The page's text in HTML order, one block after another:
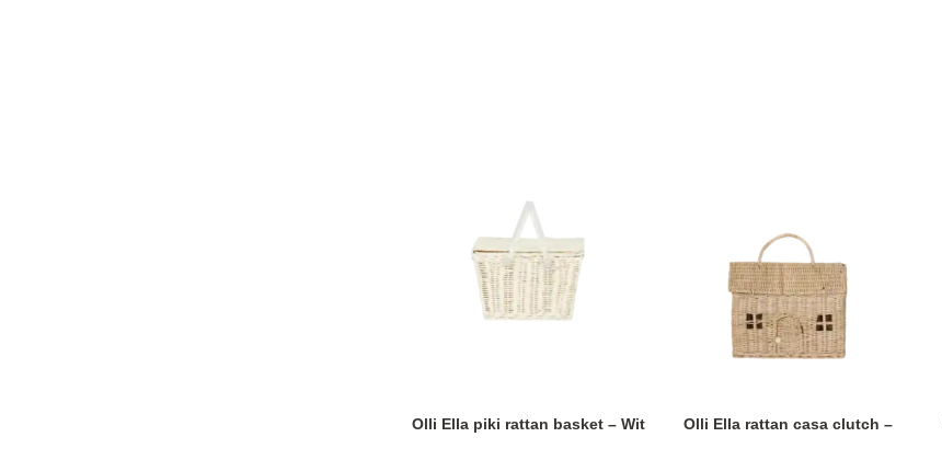
Olli Ella piki rattan basket – Wit Olli Ella rattan casa clutch –